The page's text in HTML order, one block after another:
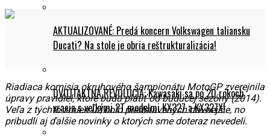
AKTUALIZOVANÉ: Predá koncern Volkswagen taliansku
Ducati? Na stole je obria reštrukturalizácia!
DVOJTAKTNÁ REVOLÚCIA: Kawasaki sa po 20 rokoch
vracia s veľkými 2T modelmi KX327 a KX327X!
Riadiaca komisia okruhového šampionátu MotoGP zverejnila
úpravy pravidiel, ktoré budú platiť od budúcej sezóny (2014).
Veľa z týchto zmien už bolo predstavených dávnejšie, no
pribudli aj ďalšie novinky o ktorých sme doteraz nevedeli.